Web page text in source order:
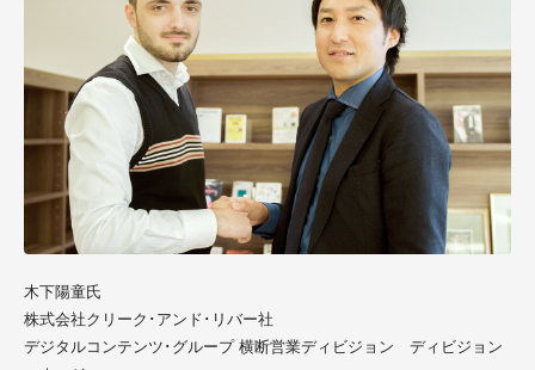
木下陽童氏
株式会社クリーク･アンド･リバー社
デジタルコンテンツ ･ グループ 横断営業ディビジョン ディビジョン